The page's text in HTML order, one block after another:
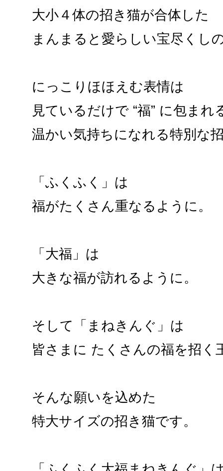
大小４体の招き猫が合体した
まんまると愛らしい宝尽くし
にっこりほほえむ表情は
見ているだけで “福” に包まれ
温かい気持ちになれる特別な
「ふくふく」は
福がたくさん重なるように。
「大福」は
大きな福が訪れるように。
そして「まねきんぐ」は
皆さまに たくさんの福を招く
そんな願いを込めた
特大サイズの招き猫です。